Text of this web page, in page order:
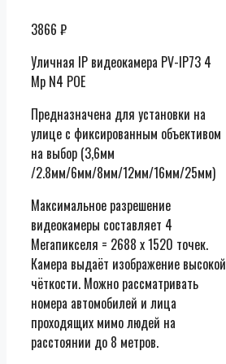
3866 ₽
Уличная IP видеокамера PV-IP73 4
Mp N4 POE
Предназначена для установки на
улице с фиксированным объективом
на выбор (3,6мм
/2.8мм/6мм/8мм/12мм/16мм/25мм)
Максимальное разрешение
видеокамеры составляет 4
Мегапикселя = 2688 х 1520 точек.
Камера выдаёт изображение высокой
чёткости. Можно рассматривать
номера автомобилей и лица
проходящих мимо людей на
расстоянии до 8 метров.